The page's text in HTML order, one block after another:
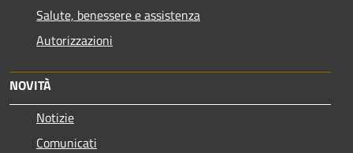
Salute, benessere e assistenza
Autorizzazioni
NOVITÀ
Notizie
Comunicati